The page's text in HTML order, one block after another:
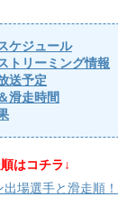
ケジュール
トリーミング情報
送予定
滑走時間
はコチラ↓
場選手と滑走順！